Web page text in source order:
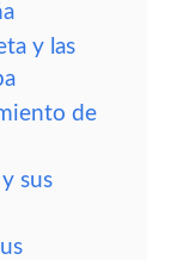
y las
de
sus